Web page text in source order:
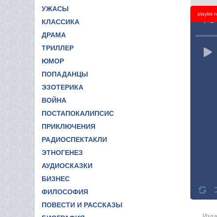
УЖАСЫ
КЛАССИКА
ДРАМА
ТРИЛЛЕР
ЮМОР
ПОПАДАНЦЫ
ЭЗОТЕРИКА
ВОЙНА
ПОСТАПОКАЛИПСИС
ПРИКЛЮЧЕНИЯ
РАДИОСПЕКТАКЛИ
ЭТНОГЕНЕЗ
АУДИОСКАЗКИ
БИЗНЕС
ФИЛОСОФИЯ
ПОВЕСТИ И РАССКАЗЫ
playlist